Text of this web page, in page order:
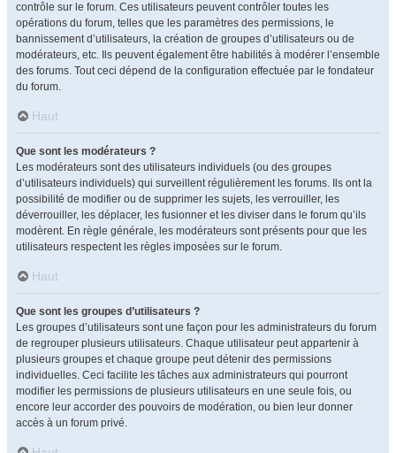
contrôle sur le forum. Ces utilisateurs peuvent contrôler toutes les
opérations du forum, telles que les paramètres des permissions, le
bannissement d’utilisateurs, la création de groupes d’utilisateurs ou de
modérateurs, etc. Ils peuvent également être habilités à modérer l’ensemble
des forums. Tout ceci dépend de la configuration effectuée par le fondateur
du forum.
Haut
Que sont les modérateurs ?
Les modérateurs sont des utilisateurs individuels (ou des groupes
d’utilisateurs individuels) qui surveillent régulièrement les forums. Ils ont la
possibilité de modifier ou de supprimer les sujets, les verrouiller, les
déverrouiller, les déplacer, les fusionner et les diviser dans le forum qu’ils
modèrent. En règle générale, les modérateurs sont présents pour que les
utilisateurs respectent les règles imposées sur le forum.
Haut
Que sont les groupes d’utilisateurs ?
Les groupes d’utilisateurs sont une façon pour les administrateurs du forum
de regrouper plusieurs utilisateurs. Chaque utilisateur peut appartenir à
plusieurs groupes et chaque groupe peut détenir des permissions
individuelles. Ceci facilite les tâches aux administrateurs qui pourront
modifier les permissions de plusieurs utilisateurs en une seule fois, ou
encore leur accorder des pouvoirs de modération, ou bien leur donner
accès à un forum privé.